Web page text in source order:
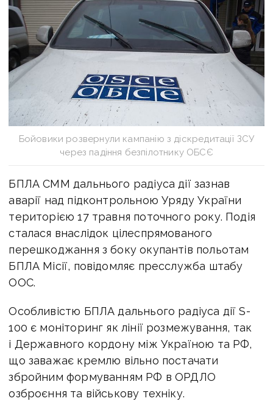
Бойовики розвернули кампанію з діскредитації ЗСУ
через падіння безпілотнику ОБСЄ
БПЛА СММ дальнього радіуса дії зазнав
аварії над підконтрольною Уряду України
територією 17 травня поточного року. Подія
сталася внаслідок цілеспрямованого
перешкоджання з боку окупантів польотам
БПЛА Місії, повідомляє пресслужба штабу
ООС.
Особливістю БПЛА дальнього радіуса дії S-
100 є моніторинг як лінії розмежування, так
і Державного кордону між Україною та РФ,
що заважає кремлю вільно постачати
збройним формуванням РФ в ОРДЛО
озброєння та військову техніку.